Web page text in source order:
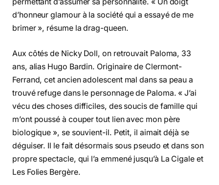
d’honneur glamour à la société qui a essayé de me
brimer », résume la drag-queen.
Aux côtés de Nicky Doll, on retrouvait Paloma, 33
ans, alias Hugo Bardin. Originaire de Clermont-
Ferrand, cet ancien adolescent mal dans sa peau a
trouvé refuge dans le personnage de Paloma. « J’ai
vécu des choses difficiles, des soucis de famille qui
m’ont poussé à couper tout lien avec mon père
biologique », se souvient-il. Petit, il aimait déjà se
déguiser. Il le fait désormais sous pseudo et dans son
propre spectacle, qui l’a emmené jusqu’à La Cigale et
Les Folies Bergère.